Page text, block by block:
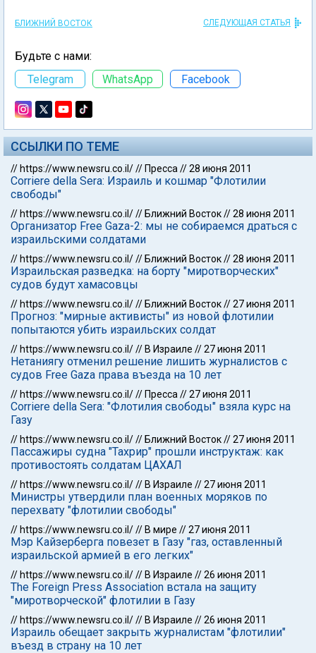
БЛИЖНИЙ ВОСТОК СЛЕДУЮЩАЯ СТАТЬЯ
Будьте с нами:
Telegram
WhatsApp Facebook
ССЫЛКИ ПО ТЕМЕ
// https://www.newsru.co.il/// Пресса //28 июня 2011
Corriere della Sera: Израиль и кошмар "Флотилии
свободы"
// https://www.newsru.co.il/// Ближний Восток//28 июня 2011
Организатор Free Gaza-2: мы не собираемся драться с
израильскими солдатами
// https://www.newsru.co.il/// Ближний Восток//28 июня 2011
Израильская разведка: на борту "миротворческих"
судов будут хамасовцы
// https://www.newsru.co.il/// Ближний Восток//27 июня 2011
Прогноз: "мирные активисты" из новой флотилии
попытаются убить израильских солдат
// https://www.newsru.co.il/// В Израиле //27 июня 2011
Нетаниягу отменил решение лишить журналистов с
судов Free Gaza права въезда на 10 лет
// https://www.newsru.co.il/// Пресса //27 июня 2011
Corriere della Sera: "Флотилия свободы" взяла курс на
Газу
// https://www.newsru.co.il/// Ближний Восток//27 июня 2011
Пассажиры судна "Тахрир" прошли инструктаж: как
противостоять солдатам ЦАХАЛ
// https://www.newsru.co.il/// В Израиле //27 июня 2011
Министры утвердили план военных моряков по
перехвату "флотилии свободы"
// https://www.newsru.co.il/// В мире //27 июня 2011
Мэр Кайзерберга повезет в Газу "газ, оставленный
израильской армией в его легких"
// https://www.newsru.co.il/// В Израиле //26 июня 2011
The Foreign Press Association встала на защиту
"миротворческой" флотилии в Газу
// https://www.newsru.co.il/// В Израиле //26 июня 2011
Израиль обещает закрыть журналистам "флотилии"
въезд в страну на 10 лет